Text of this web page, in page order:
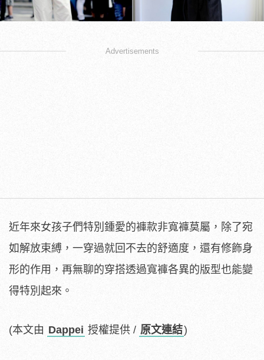
Advertisements
近年來女孩子們特別鍾愛的褲款非寬褲莫屬，除了宛
如解放束縛，一穿過就回不去的舒適度，還有修飾身
形的作用，再無聊的穿搭透過寬褲各異的版型也能變
得特別起來。
(本文由 Dappei 授權提供 / 原文連結)